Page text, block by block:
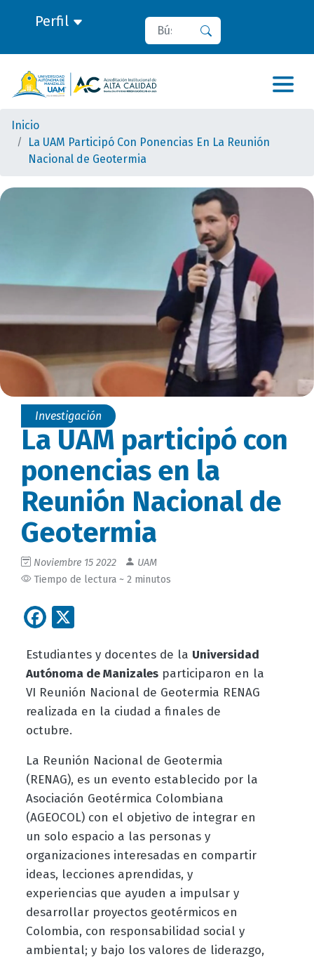
Perfil Buscar
Inicio
La UAM Participó Con Ponencias En La Reunión
Nacional de Geotermia
Investigación
La UAM participó con
ponencias en la
Reunión Nacional de
Geotermia
Noviembre 15 2022
UAM
Tiempo de lectura ~ 2 minutos
Facebook
Estudiantes y docentes de la Universidad
Autónoma de Manizalesparticiparon en la
VI Reunión Nacional de Geotermia RENAG
realizada en la ciudad a finales de
octubre.
La Reunión Nacional de Geotermia
(RENAG), es un evento establecido por la
Asociación Geotérmica Colombiana
(AGEOCOL) con el objetivo de integrar en
un solo espacio a las personas y
organizaciones interesadas en compartir
ideas, lecciones aprendidas, y
experiencias que ayuden a impulsar y
desarrollar proyectos geotérmicos en
Colombia, con responsabilidad social y
ambiental; y bajo los valores de liderazgo,